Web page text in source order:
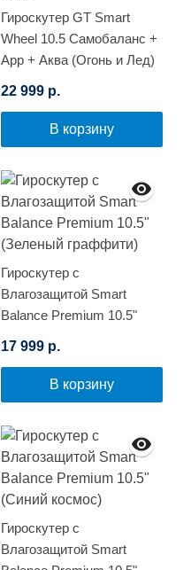
Гироскутер GT Smart
Wheel 10.5 Самобаланс +
App + Аква (Огонь и Лед)
22 999 р.
В корзину
Гироскутер с
Влагозащитой Smart
Balance Premium 10.5"
17 999 р.
В корзину
Гироскутер с
Влагозащитой Smart